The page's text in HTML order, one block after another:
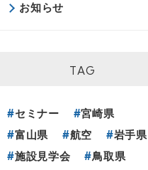
お知らせ
TAG
セミナー
宮崎県
富山県
航空
岩手県
施設見学会
鳥取県